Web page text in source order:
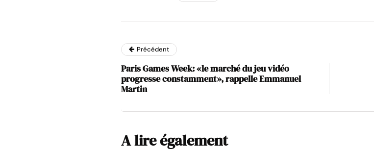
Précédent
Paris Games Week: «le marché du jeu vidéo
progresse constamment», rappelle Emmanuel
Martin
A lire également